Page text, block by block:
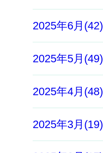
2025年6月(42)
2025年5月(49)
2025年4月(48)
2025年3月(19)